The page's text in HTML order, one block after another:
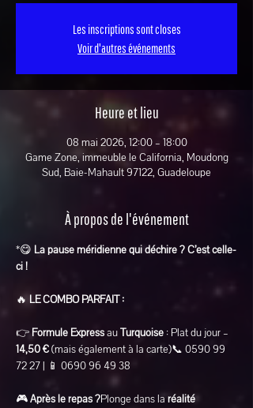
Les inscriptions sont closes
Voir d'autres événements
Heure et lieu
08 mai 2026, 12:00 – 18:00
Game Zone, immeuble le California, Moudong
Sud, Baie-Mahault 97122, Guadeloupe
À propos de l'événement
*😋 La pause méridienne qui déchire ? C’est celle-
ci !
🔥 LE COMBO PARFAIT :
👉 Formule Express au Turquoise : Plat du jour –
14,50 € (mais également à la carte)📞 0590 99
72 27 | 📱 0690 96 49 38
🎮 Après le repas ?Plonge dans la réalité